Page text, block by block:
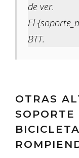
de ver.
El
BTT.
OTRAS
SOPORTE